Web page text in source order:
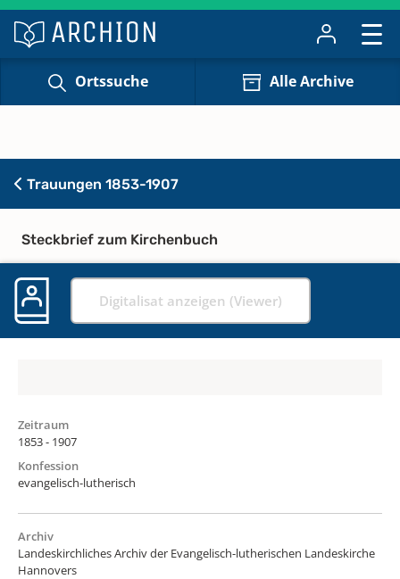
Ortssuche Alle Archive
Trauungen 1853-1907
Steckbrief zum Kirchenbuch
Digitalisat anzeigen (Viewer)
Zeitraum
1853 - 1907
Konfession
evangelisch-lutherisch
Archiv
Landeskirchliches Archiv der Evangelisch-lutherischen Landeskirche
Hannovers